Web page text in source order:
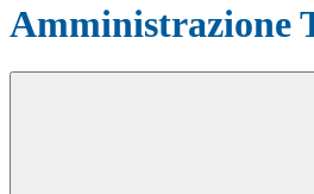
Amministrazione